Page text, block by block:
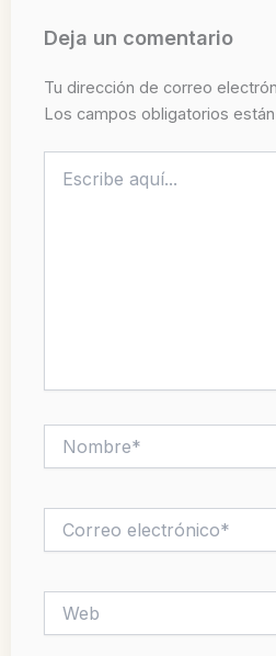
Deja un comentario
Tu dirección de correo
Los campos obligatorios
aquí...
electrónico*